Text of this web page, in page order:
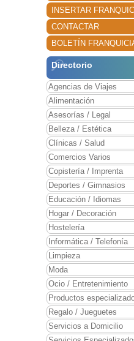
INSERTAR
CONTACTAR
BOLETÍN
Directorio
Agencias de Viajes
Alimentación
Asesorías / Legal
Belleza / Estética
Clínicas / Salud
Comercios Varios
Copistería / Imprenta
Deportes / Gimnasios
Educación / Idiomas
Hogar / Decoración
Hostelería
Informática / Telefonía
Limpieza
Moda
Ocio / Entretenimiento
Productos
Regalo / Jueguetes
Servicios a Domicilio